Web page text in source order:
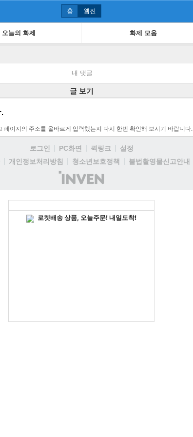
홈 웹진
오늘의 화제 화제 모음
내 댓글
글 보기
이지의 주소를 올바르게 입력했는지 다시 한번 확인해 보시기 바랍니다.
로그인 PC화면 퀵링크
설정
개인정보처리방침 청소년보호정책
불법촬영물신고안내
(주)
인